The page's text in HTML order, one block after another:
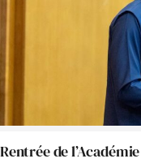
Rentrée de